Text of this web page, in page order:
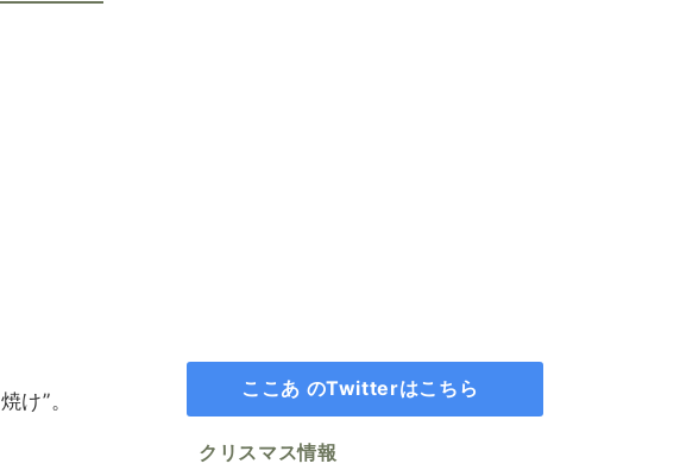
け”。
ここあ のTwitterはこちら
クリスマス情報